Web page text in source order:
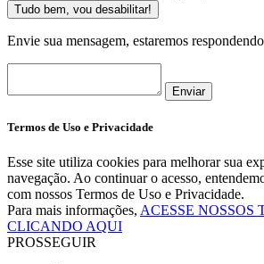
Tudo bem, vou desabilitar!
Envie sua mensagem, estaremos
Enviar
Termos de Uso e Privacidade
Esse site utiliza cookies para melhorar sua
navegação. Ao continuar o acesso,
com nossos Termos de Uso e Privacidade.
Para mais informações, ACESSE NOSSOS
CLICANDO AQUI
PROSSEGUIR